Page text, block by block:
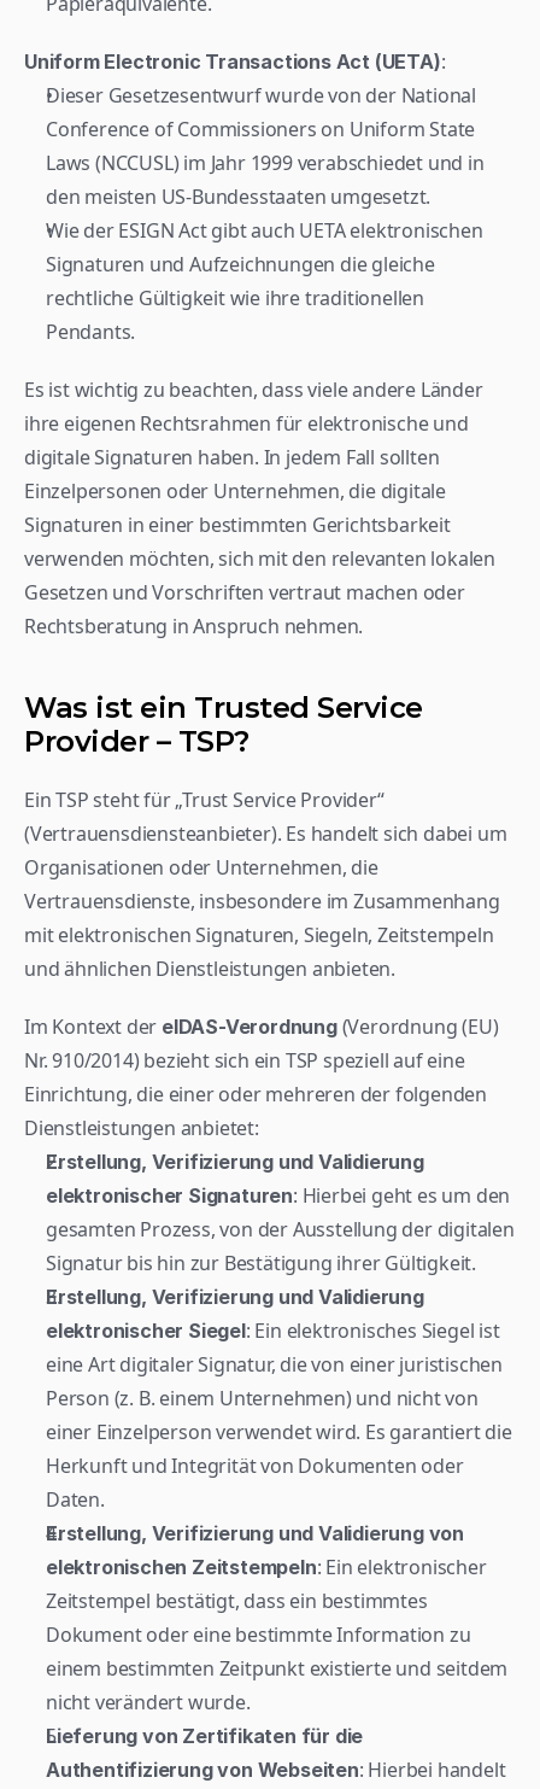
Uniform Electronic Transactions Act (UETA):
Dieser Gesetzesentwurf wurde von der National
Conference of Commissioners on Uniform State
Laws (NCCUSL) im Jahr 1999 verabschiedet und in
den meisten US-Bundesstaaten umgesetzt.
Wie der ESIGN Act gibt auch UETA elektronischen
Signaturen und Aufzeichnungen die gleiche
rechtliche Gültigkeit wie ihre traditionellen
Pendants.
Es ist wichtig zu beachten, dass viele andere Länder
ihre eigenen Rechtsrahmen für elektronische und
digitale Signaturen haben. In jedem Fall sollten
Einzelpersonen oder Unternehmen, die digitale
Signaturen in einer bestimmten Gerichtsbarkeit
verwenden möchten, sich mit den relevanten lokalen
Gesetzen und Vorschriften vertraut machen oder
Rechtsberatung in Anspruch nehmen.
Was ist ein Trusted Service
Provider – TSP?
Ein TSP steht für „Trust Service Provider“
(Vertrauensdiensteanbieter). Es handelt sich dabei um
Organisationen oder Unternehmen, die
Vertrauensdienste, insbesondere im Zusammenhang
mit elektronischen Signaturen, Siegeln, Zeitstempeln
und ähnlichen Dienstleistungen anbieten.
Im Kontext der eIDAS-Verordnung (Verordnung (EU)
Nr. 910/2014) bezieht sich ein TSP speziell auf eine
Einrichtung, die einer oder mehreren der folgenden
Dienstleistungen anbietet:
Erstellung, Verifizierung und Validierung
elektronischer Signaturen: Hierbei geht es um den
gesamten Prozess, von der Ausstellung der digitalen
Signatur bis hin zur Bestätigung ihrer Gültigkeit.
Erstellung, Verifizierung und Validierung
elektronischer Siegel: Ein elektronisches Siegel ist
eine Art digitaler Signatur, die von einer juristischen
Person (z. B. einem Unternehmen) und nicht von
einer Einzelperson verwendet wird. Es garantiert die
Herkunft und Integrität von Dokumenten oder
Daten.
Erstellung, Verifizierung und Validierung von
elektronischen Zeitstempeln: Ein elektronischer
Zeitstempel bestätigt, dass ein bestimmtes
Dokument oder eine bestimmte Information zu
einem bestimmten Zeitpunkt existierte und seitdem
nicht verändert wurde.
Lieferung von Zertifikaten für die
Authentifizierung von Webseiten: Hierbei handelt